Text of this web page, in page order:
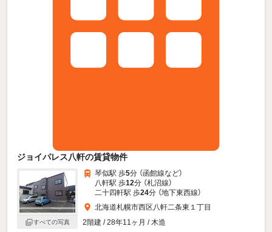
ジョイパレス八軒の賃貸物件
すべての写真
琴似駅 歩5分 （函館線など）
八軒駅 歩12分 （札沼線）
二十四軒駅 歩24分 （地下東西線）
北海道札幌市西区八軒二条東１丁目
2階建 / 28年11ヶ月 / 木造